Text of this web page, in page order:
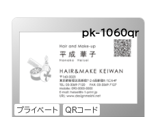
プライベート QRコード
pk-1060qr